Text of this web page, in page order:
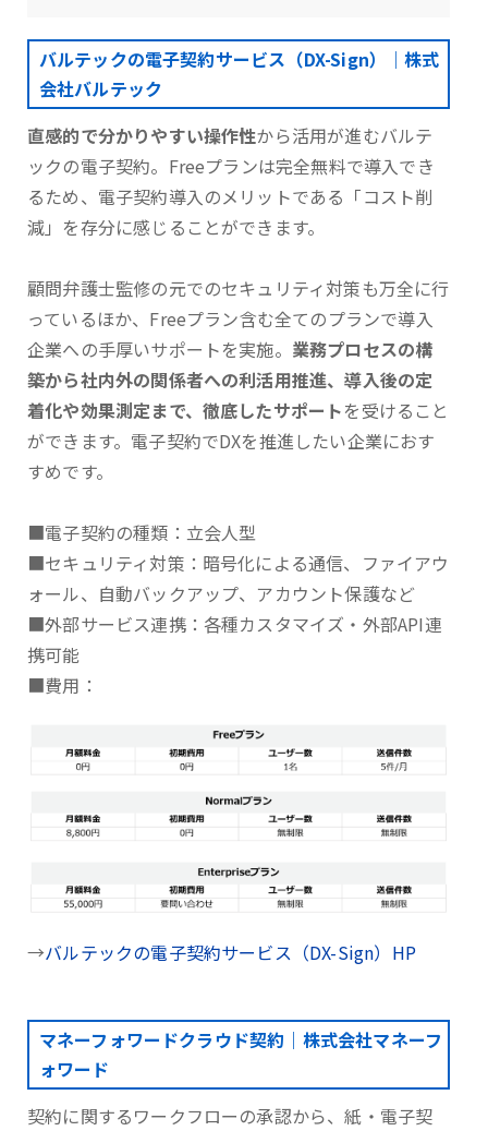
バルテックの電子契約サービス（DX-Sign）｜株式
会社バルテック
直感的で分かりやすい操作性から活用が進むバルテ
ックの電子契約。Freeプランは完全無料で導入でき
るため、電子契約導入のメリットである「コスト削
減」を存分に感じることができます。
顧問弁護士監修の元でのセキュリティ対策も万全に行
っているほか、Freeプラン含む全てのプランで導入
企業への手厚いサポートを実施。 業務プロセスの構
築から社内外の関係者への利活用推進、導入後の定
着化や効果測定まで、徹底したサポートを受けること
ができます。電子契約でDXを推進したい企業におす
すめです。
■電子契約の種類：立会人型
■セキュリティ対策：暗号化による通信、ファイアウ
ォール、自動バックアップ、アカウント保護など
■外部サービス連携：各種カスタマイズ・外部API連
携可能
■費用：
→バルテックの電子契約サービス（DX-Sign）HP
マネーフォワードクラウド契約｜株式会社マネーフ
ォワード
契約に関するワークフローの承認から、紙・電子契